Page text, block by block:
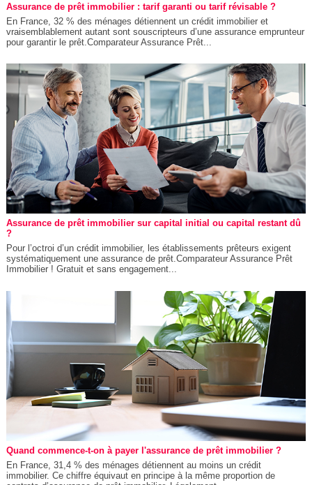
Assurance de prêt immobilier : tarif garanti ou tarif révisable ?
En France, 32 % des ménages détiennent un crédit immobilier et
vraisemblablement autant sont souscripteurs d’une assurance emprunteur
pour garantir le prêt.Comparateur Assurance Prêt...
Assurance de prêt immobilier sur capital initial ou capital restant dû
?
Pour l’octroi d’un crédit immobilier, les établissements prêteurs exigent
systématiquement une assurance de prêt.Comparateur Assurance Prêt
Immobilier ! Gratuit et sans engagement...
Quand commence-t-on à payer l'assurance de prêt immobilier ?
En France, 31,4 % des ménages détiennent au moins un crédit
immobilier. Ce chiffre équivaut en principe à la même proportion de